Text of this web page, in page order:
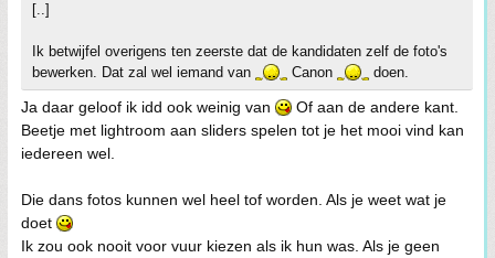
[..]
Ik betwijfel overigens ten zeerste dat de kandidaten zelf de foto's
bewerken. Dat zal wel iemand van
Canon doen.
Ja daar geloof ik idd ook weinig van
Of aan de andere kant.
Beetje met lightroom aan sliders spelen tot je het mooi vind kan
iedereen wel.
Die dans fotos kunnen wel heel tof worden. Als je weet wat je
doet
Ik zou ook nooit voor vuur kiezen als ik hun was. Als je geen